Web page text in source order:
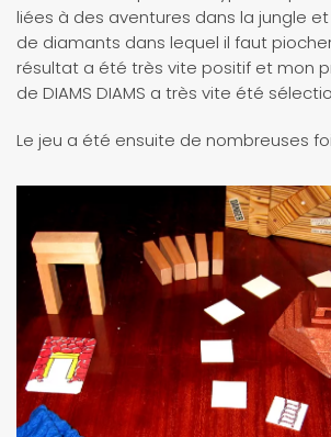
liées à des aventures dans la jungle
de diamants dans lequel il faut piocher
résultat a été très vite positif et mon
de DIAMS DIAMS a très vite été
Le jeu a été ensuite de nombreuses